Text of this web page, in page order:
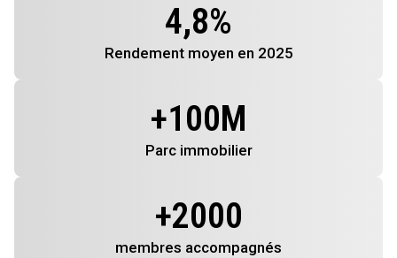
4,8%
Rendement moyen en 2025
+100M
Parc immobilier
+2000
membres accompagnés